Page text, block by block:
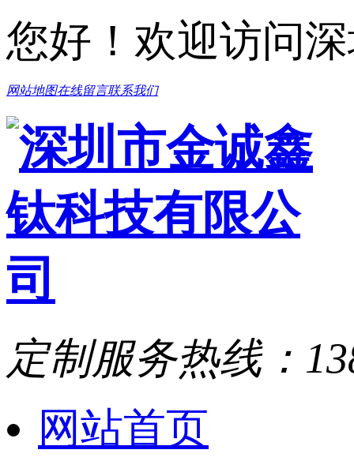
您好！欢迎访问
网站地图在线留言联系我们
定制服务热线：
网站首页